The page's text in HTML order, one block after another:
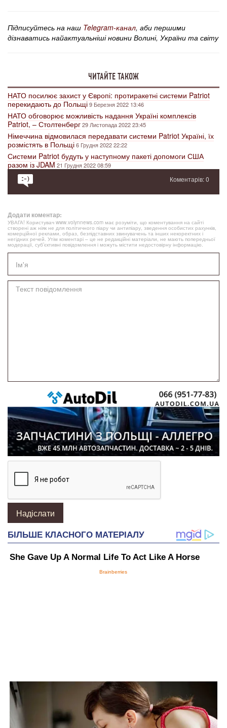
Підписуйтесь на наш Telegram-канал, аби першими
дізнаватись найактуальніші новини Волині, України та світу
ЧИТАЙТЕ ТАКОЖ
НАТО посилює захист у Європі: протиракетні системи Patriot
перекидають до Польщі9 Березня 2022 13:46
НАТО обговорює можливість надання Україні комплексів
Patriot, – Столтенберг29 Листопада 2022 23:45
Німеччина відмовилася передавати системи Patriot Україні, їх
розмістять в Польщі6 Грудня 2022 22:22
Системи Patriot будуть у наступному пакеті допомоги США
разом із JDAM21 Грудня 2022 08:59
Коментарів: 0
Додати коментар:
УВАГА! Користувач www.volynnews.com має розуміти, що коментування на сайті
створені аж ніяк не для політичного піару чи антипіару, зведення особистих рахунків,
комерційної реклами, образ, безпідставних звинувачень та інших некоректних і
негідних речей. Утім коментарі – це не редакційні матеріали, не мають попередньої
модерації, суб’єктивні повідомлення і можуть містити недостовірну інформацію.